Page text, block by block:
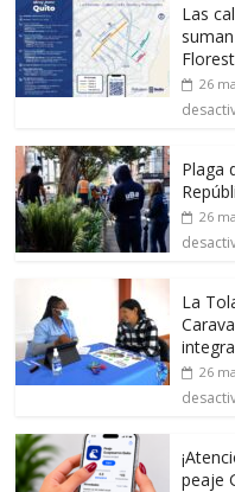
Las
26
Plaga
26
La
26
peaje